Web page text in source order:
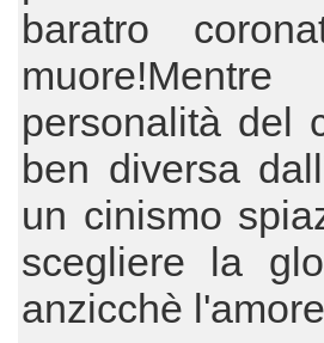
baratro
personalità del
ben diversa
un cinismo
scegliere la
anzicchè